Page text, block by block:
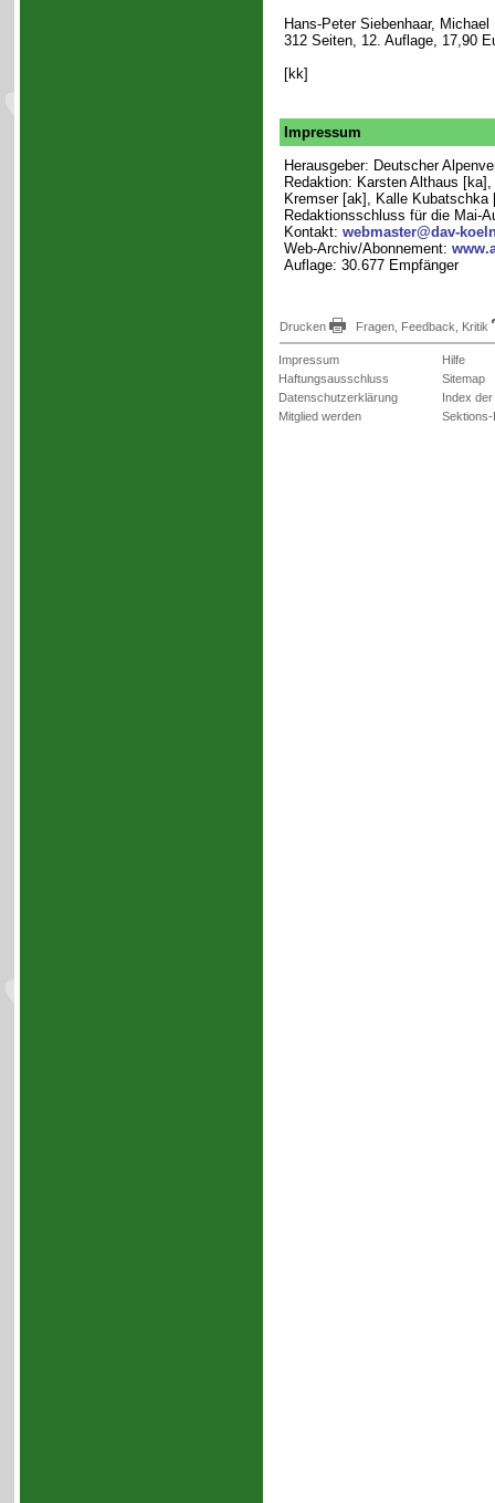
Hans-Peter Siebenhaar,
312 Seiten, 12. Auflage, 17,90
[kk]
Impressum
Herausgeber: Deutscher
Redaktion: Karsten Althaus
Kremser [ak], Kalle
Redaktionsschluss für die Mai-
Kontakt: webmaster@dav-
Web-Archiv/Abonnement:
Auflage: 30.677 Empfänger
Drucken Fragen, Feedback, Kritik
Impressum
Haftungsausschluss
Datenschutzerklärung
Mitglied werden
Hilfe
Sitemap
Index
Sektions-